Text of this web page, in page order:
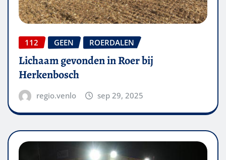
112 GEEN ROERDALEN
Lichaam gevonden in Roer bij
Herkenbosch
regio.venlo sep 29, 2025